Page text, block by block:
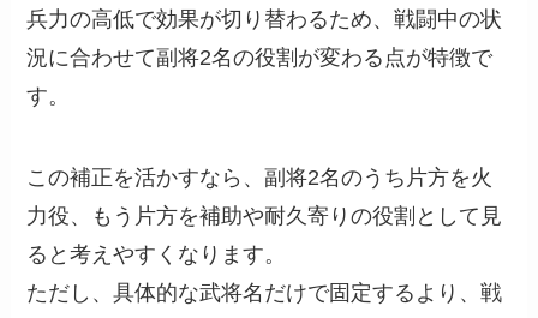
兵力の高低で効果が切り替わるため、戦闘中の状
況に合わせて副将2名の役割が変わる点が特徴で
す。
この補正を活かすなら、副将2名のうち片方を火
力役、もう片方を補助や耐久寄りの役割として見
ると考えやすくなります。
ただし、具体的な武将名だけで固定するより、戦